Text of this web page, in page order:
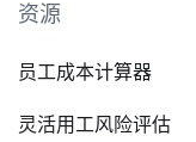
资源
员工成本计算器
灵活用工风险评估